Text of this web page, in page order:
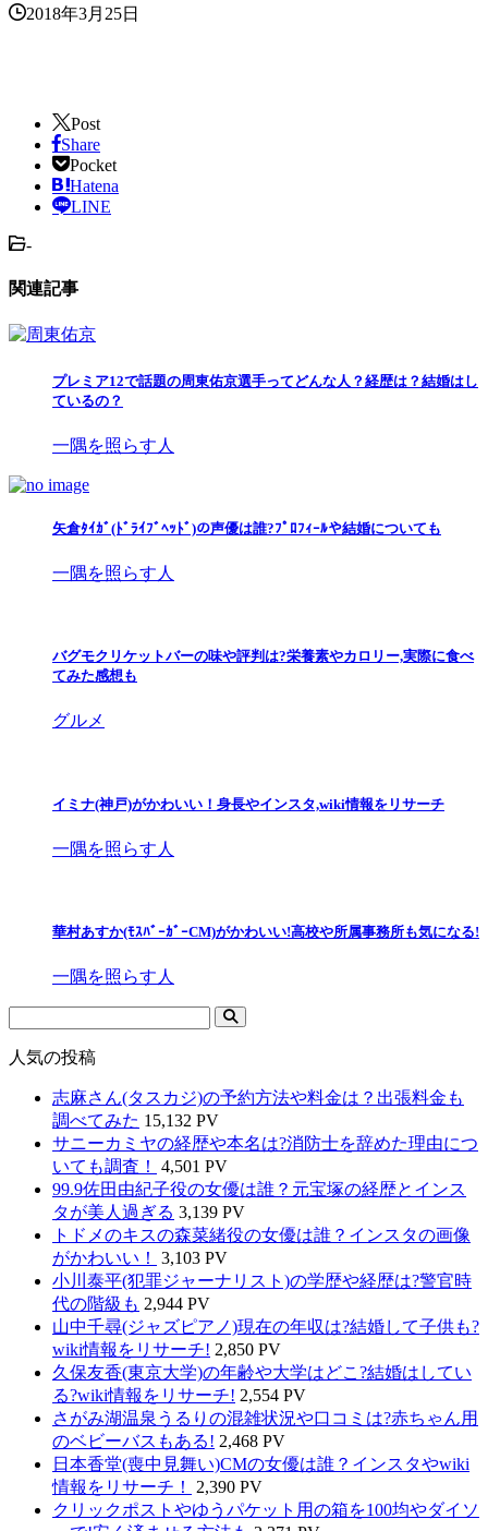
2018年3月25日
Post
Share
Pocket
Hatena
LINE
-
関連記事
プレミア12で話題の周東佑京選手ってどんな人？経歴は？結婚はし
ているの？
一隅を照らす人
矢倉ﾀｲｶﾞ(ﾄﾞﾗｲﾌﾞﾍｯﾄﾞ)の声優は誰?ﾌﾟﾛﾌｨｰﾙや結婚についても
一隅を照らす人
バグモクリケットバーの味や評判は?栄養素やカロリー,実際に食べ
てみた感想も
グルメ
イミナ(神戸)がかわいい！身長やインスタ,wiki情報をリサーチ
一隅を照らす人
華村あすか(ﾓｽﾊﾞｰｶﾞｰCM)がかわいい!高校や所属事務所も気になる!
一隅を照らす人
人気の投稿
志麻さん(タスカジ)の予約方法や料金は？出張料金も
調べてみた 15,132 PV
サニーカミヤの経歴や本名は?消防士を辞めた理由につ
いても調査！
4,501 PV
99.9佐田由紀子役の女優は誰？元宝塚の経歴とインス
タが美人過ぎる 3,139 PV
トドメのキスの森菜緒役の女優は誰？インスタの画像
がかわいい！
3,103 PV
小川泰平(犯罪ジャーナリスト)の学歴や経歴は?警官時
代の階級も 2,944 PV
山中千尋(ジャズピアノ)現在の年収は?結婚して子供も?
wiki情報をリサーチ! 2,850 PV
久保友香(東京大学)の年齢や大学はどこ?結婚はしてい
る?wiki情報をリサーチ! 2,554 PV
さがみ湖温泉うるりの混雑状況や口コミは?赤ちゃん用
のベビーバスもある! 2,468 PV
日本香堂(喪中見舞い)CMの女優は誰？インスタやwiki
情報をリサーチ！
2,390 PV
クリックポストやゆうパケット用の箱を100均やダイソ